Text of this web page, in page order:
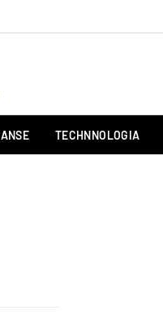
TECHNNOLOGIA